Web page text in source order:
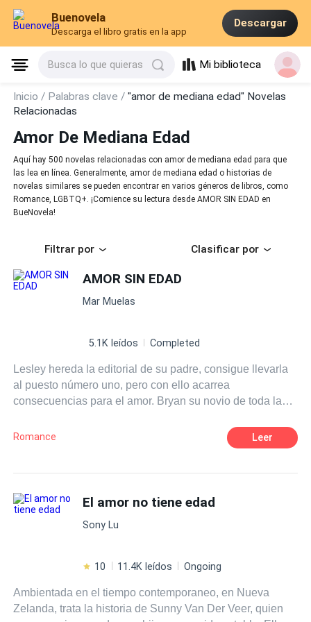
Buenovela
Descarga el libro gratis en la app
Descargar
Busca lo que quieras Mi biblioteca
Inicio / Palabras clave /"amor de mediana edad" Novelas
Relacionadas
Amor De Mediana Edad
Aquí hay 500 novelas relacionadas con amor de mediana edad para que
las lea en línea. Generalmente, amor de mediana edad o historias de
novelas similares se pueden encontrar en varios géneros de libros, como
Romance, LGBTQ+. ¡Comience su lectura desde AMOR SIN EDAD en
BueNovela!
Filtrar por Clasificar por
AMOR SIN EDAD
Mar Muelas
5.1K leídos Completed
Lesley hereda la editorial de su padre, consigue llevarla
al puesto número uno, pero con ello acarrea
consecuencias para el amor. Bryan su novio de toda la
innecesario tanto trabajo. Por otro lado está su amigo
Abraham, él se encargará de que Lesley levante sus
encontrará con Robert, un empresario del mundo de la
hostelería. ¿Te atreves a unirte al viaje? ¿Crees que
Lesley encontrará el amor?
Romance Leer
El amor no tiene edad
Sony Lu
10 11.4K leídos Ongoing
Ambientada en el tiempo contemporaneo, en Nueva
Zelanda, trata la historia de Sunny Van Der Veer, quien